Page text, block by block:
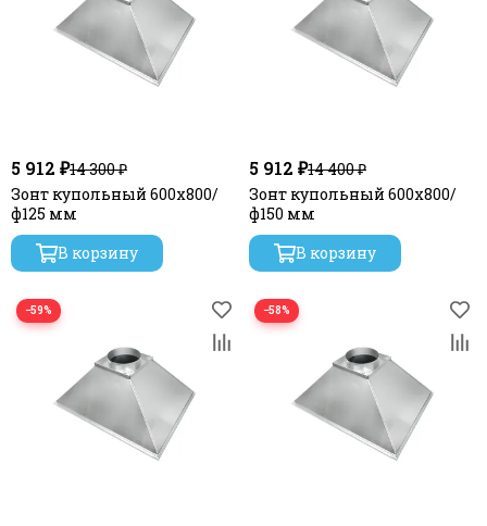
5 912 ₽14 300 ₽
Зонт купольный 600х800/
ф125 мм
В корзину
5 912 ₽14 400 ₽
Зонт купольный 600х800/
ф150 мм
В корзину
−59% −58%